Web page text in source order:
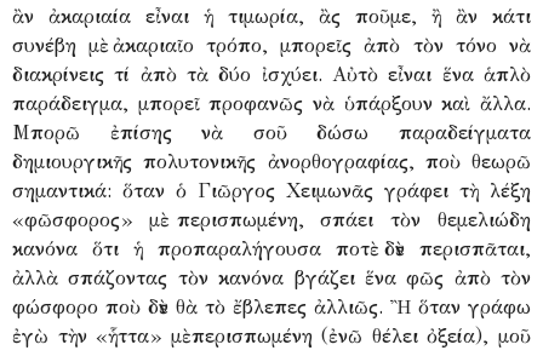
ἂν ἀκαριαία εἶναι ἡ τιμωρία, ἂς ποῦμε, ἢ ἂν κάτι
συνέβη μὲ ἀκαριαῖο τρόπο, μπορεῖς ἀπὸ τὸν τόνο νὰ
διακρίνεις τί ἀπὸ τὰ δύο ἰσχύει. Αὐτὸ εἶναι ἕνα ἁπλὸ
παράδειγμα, μπορεῖ προφανῶς νὰ ὑπάρξουν καὶ ἄλλα.
Μπορῶ ἐπίσης νὰ σοῦ δώσω παραδείγματα
δημιουργικῆς πολυτονικῆς ἀνορθογραφίας, ποὺ θεωρῶ
σημαντικά: ὅταν ὁ Γιῶργος Χειμωνᾶς γράφει τὴ λέξη
«φῶσφορος» μὲ περισπωμένη, σπάει τὸν θεμελιώδη
κανόνα ὅτι ἡ προπαραλήγουσα ποτὲ δὲν περισπᾶται,
ἀλλὰ σπάζοντας τὸν κανόνα βγάζει ἕνα φῶς ἀπὸ τὸν
φώσφορο ποὺ δὲν θὰ τὸ ἔβλεπες ἀλλιῶς. Ἢ ὅταν γράφω
ἐγὼ τὴν «ἧττα» μὲ περισπωμένη (ἐνῶ θέλει ὀξεία), μοῦ